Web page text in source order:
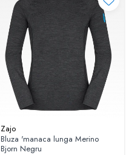
Zajo
Bluza 'manaca lunga Merino
Bjorn Negru